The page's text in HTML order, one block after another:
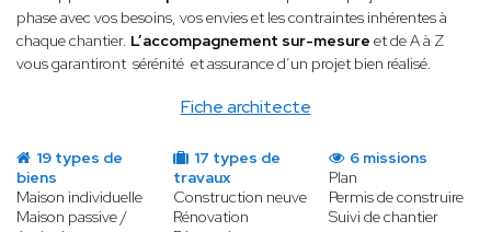
Fiche architecte
phase avec vos besoins, vos envies et les contraintes inhérentes à
chaque chantier. L’accompagnement sur-mesure et de A à Z
vous garantiront sérénité et assurance d’un projet bien réalisé.
19 types de
biens
Maison individuelle
Maison passive /
17 types de
travaux
Construction neuve
Rénovation
6 missions
Plan
Permis de construire
Suivi de chantier